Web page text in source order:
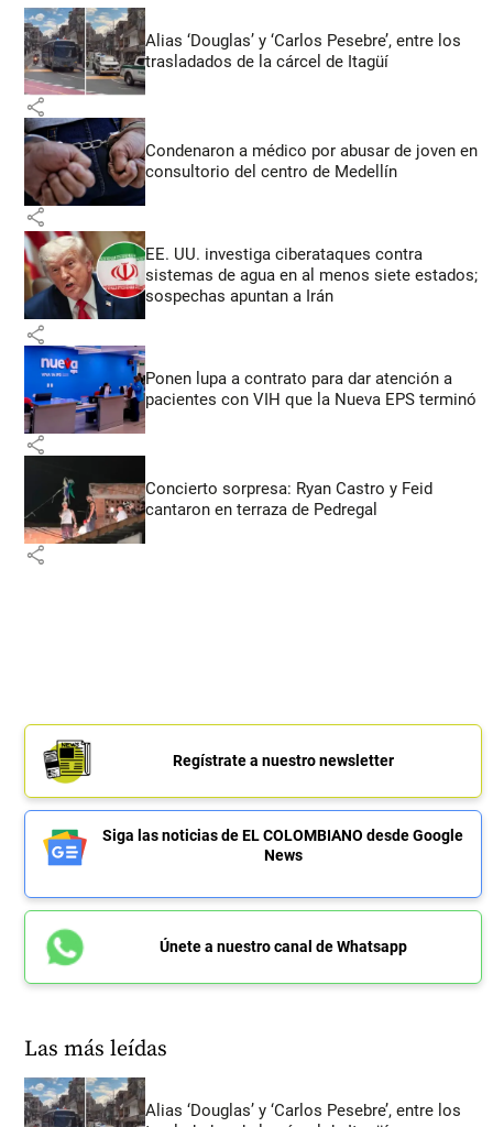
Alias ‘Douglas’ y ‘Carlos Pesebre’, entre los
trasladados de la cárcel de Itagüí
share
Condenaron a médico por abusar de joven en
consultorio del centro de Medellín
share
EE. UU. investiga ciberataques contra
sistemas de agua en al menos siete estados;
sospechas apuntan a Irán
share
Ponen lupa a contrato para dar atención a
pacientes con VIH que la Nueva EPS terminó
share
Concierto sorpresa: Ryan Castro y Feid
cantaron en terraza de Pedregal
share
Regístrate a nuestro newsletter
Siga las noticias de EL COLOMBIANO desde Google
News
Únete a nuestro canal de Whatsapp
Las más leídas
Alias ‘Douglas’ y ‘Carlos Pesebre’, entre los